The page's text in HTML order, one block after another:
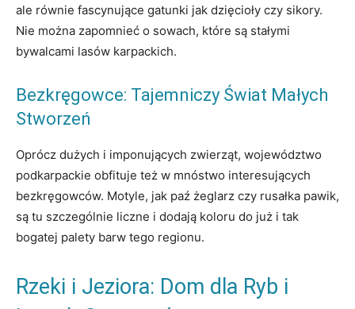
ale równie fascynujące gatunki jak dzięcioły czy sikory.
Nie można zapomnieć o sowach, które są stałymi
bywalcami lasów karpackich.
Bezkręgowce: Tajemniczy Świat Małych
Stworzeń
Oprócz dużych i imponujących zwierząt, województwo
podkarpackie obfituje też w mnóstwo interesujących
bezkręgowców. Motyle, jak paź żeglarz czy rusałka pawik,
są tu szczególnie liczne i dodają koloru do już i tak
bogatej palety barw tego regionu.
Rzeki i Jeziora: Dom dla Ryb i